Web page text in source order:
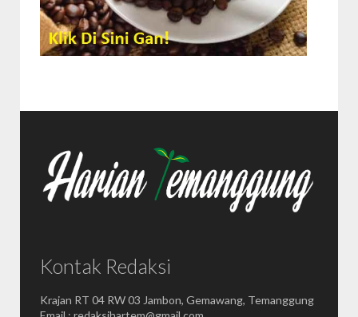
Kontak Redaksi
Krajan RT 04 RW 03 Jambon, Gemawang, Temanggung